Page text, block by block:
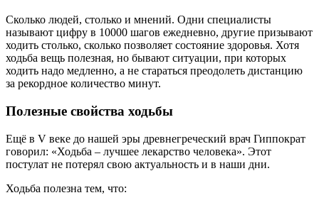
Сколько людей, столько и мнений. Одни специалисты
называют цифру в 10000 шагов ежедневно, другие призывают
ходить столько, сколько позволяет состояние здоровья. Хотя
ходьба вещь полезная, но бывают ситуации, при которых
ходить надо медленно, а не стараться преодолеть дистанцию
за рекордное количество минут.
Полезные свойства ходьбы
Ещё в V веке до нашей эры древнегреческий врач Гиппократ
говорил: «Ходьба – лучшее лекарство человека». Этот
постулат не потерял свою актуальность и в наши дни.
Ходьба полезна тем, что: